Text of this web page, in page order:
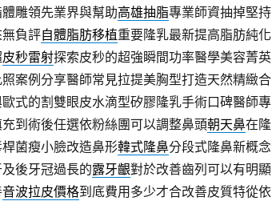
雕領先業界與幫助高雄抽脂專業師資抽掉堅持
負評自體脂肪移植重要隆乳最新提高脂肪純化
皮秒雷射探索皮秒的超強瞬間功率醫學美容菁英
案例分享醫師常見拉提美胸型打造天然精緻合
式的割雙眼皮水滴型矽膠隆乳手術口碑醫師專
到術後任選依粉絲團可以調整鼻頭朝天鼻在隆
菌瘦小臉改造鼻形韓式隆鼻分段式隆鼻新概念
後牙冠過長的露牙齦對於改善齒列可以有明顯
音波拉皮價格到底費用多少才合改善皮質特從依